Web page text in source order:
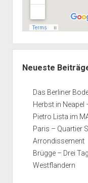
Neueste
Das Berliner
Herbst in
Pietro Lista im
Paris – Quartier
Arrondissement
Brügge – Drei
Westflandern